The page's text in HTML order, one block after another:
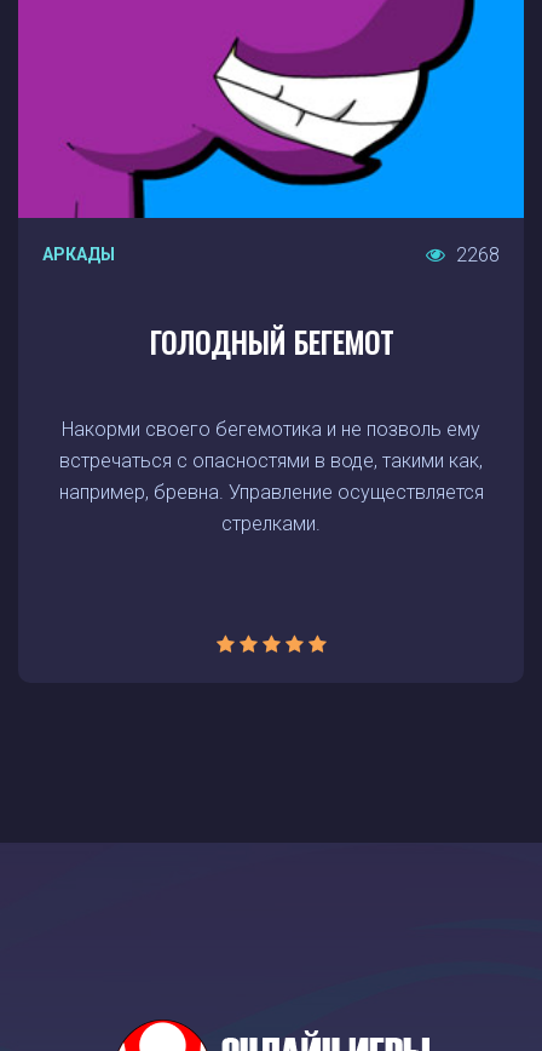
АРКАДЫ 2268
ГОЛОДНЫЙ БЕГЕМОТ
Накорми своего бегемотика и не позволь ему
встречаться с опасностями в воде, такими как,
например, бревна. Управление осуществляется
стрелками.